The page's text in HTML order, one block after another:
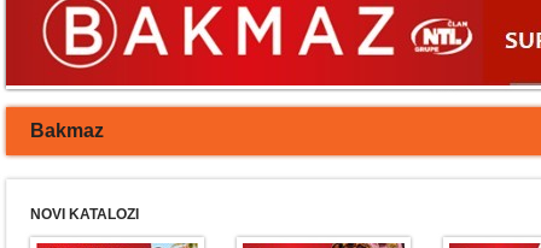
Bakmaz
NOVI KATALOZI